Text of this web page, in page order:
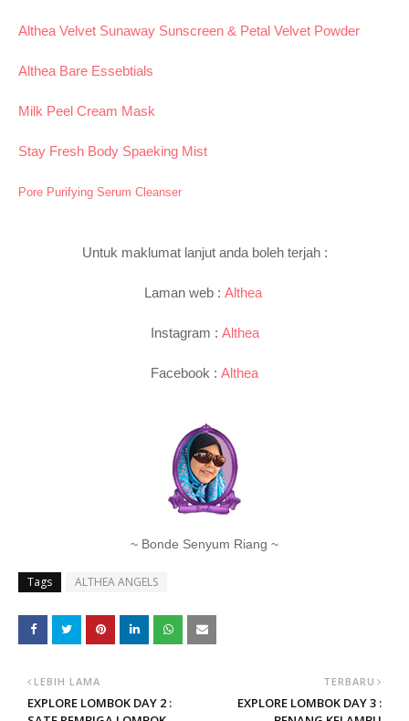
Althea Velvet Sunaway Sunscreen & Petal Velvet Powder
Althea Bare Essebtials
Milk Peel Cream Mask
Stay Fresh Body Spaeking Mist
Pore Purifying Serum Cleanser
Untuk maklumat lanjut anda boleh terjah :
Laman web : Althea
Instagram : Althea
Facebook : Althea
~ Bonde Senyum Riang ~
Tags ALTHEA ANGELS
TERBARU
EXPLORE LOMBOK DAY 3 :
LEBIH LAMA
EXPLORE LOMBOK DAY 2 :